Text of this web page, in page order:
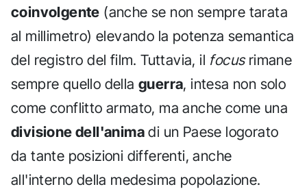
coinvolgente (anche se non sempre tarata
al millimetro) elevando la potenza semantica
del registro del film. Tuttavia, il focusrimane
sempre quello della guerra, intesa non solo
come conflitto armato, ma anche come una
divisione dell'anima di un Paese logorato
da tante posizioni differenti, anche
all'interno della medesima popolazione.